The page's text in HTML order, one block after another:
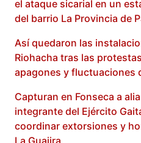
el ataque sicarial en un
del barrio La Provincia de
Así quedaron las
Riohacha tras las
apagones y fluctuaciones
Capturan en Fonseca a
integrante del Ejército
coordinar extorsiones y